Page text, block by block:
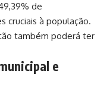
de
cruciais à população.
também poderá ter
e